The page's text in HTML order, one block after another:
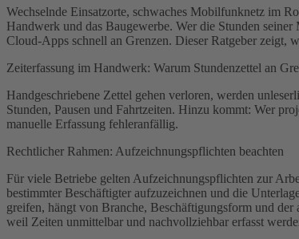
Wechselnde Einsatzorte, schwaches Mobilfunknetz im
Handwerk und das Baugewerbe. Wer die Stunden
Cloud-Apps schnell an Grenzen. Dieser Ratgeber zeigt,
Zeiterfassung im Handwerk: Warum Stundenzettel an
Handgeschriebene Zettel gehen verloren, werden
Stunden, Pausen und Fahrtzeiten. Hinzu kommt: Wer
manuelle Erfassung fehleranfällig.
Rechtlicher Rahmen: Aufzeichnungspflichten beachten
Für viele Betriebe gelten Aufzeichnungspflichten zur
bestimmter Beschäftigter aufzuzeichnen und die
greifen, hängt von Branche, Beschäftigungsform und
weil Zeiten unmittelbar und nachvollziehbar erfasst